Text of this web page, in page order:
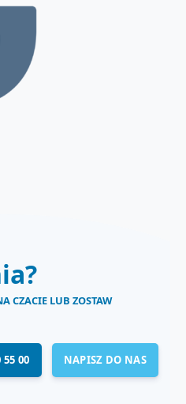
CZACIE LUB ZOSTAW
55 00 NAPISZ DO NAS